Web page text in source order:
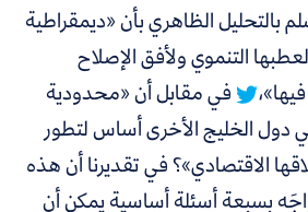
بالتحليل الظاهري بأن «ديمقراطية
التنموي ولأفق الإصلاح
في مقابل أن «محدودية
دول الخليج الأخرى أساس لتطور
الاقتصادي»؟ في تقديرنا أن هذه
بسبعة أسئلة أساسية يمكن أن